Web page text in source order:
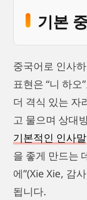
기본
중국어로 인사
표현은 “니 하오
더 격식 있는 자
고 물으며 상대
기본적인 인사말
을 좋게 만드는
에”(Xie Xie, 감
됩니다.